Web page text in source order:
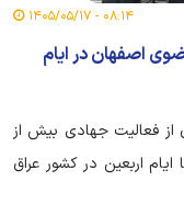
۰۸:۱۴ - ۱۴۰۵/۰۵/۱۷
خدمت رضوی اصفهان در ایام
فعالیت جهادی بیش از
اربعین در کشور عراق